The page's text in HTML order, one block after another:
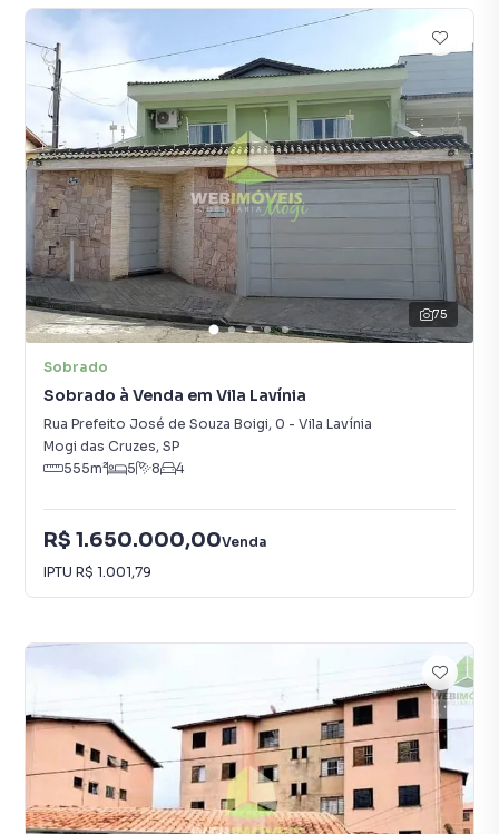
75
Sobrado
Sobrado à Venda em Vila Lavínia
Rua Prefeito José de Souza Boigi, 0 - Vila Lavínia
Mogi das Cruzes, SP
555m² 5 8 4
R$ 1.650.000,00Venda
IPTU R$ 1.001,79